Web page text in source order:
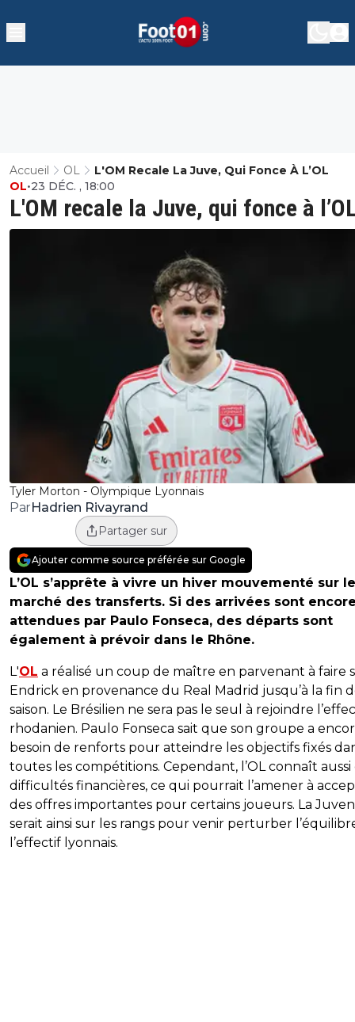
Accueil OL L'OM Recale La Juve, Qui Fonce À L’OL
Tyler Morton - Olympique Lyonnais
L'OM recale la Juve, qui fonce à
OL•23 DÉC. , 18:00
ParHadrien Rivayrand
Partager sur
Ajouter comme source préférée sur Google
L’OL s’apprête à vivre un hiver mouvementé sur le
marché des transferts. Si des arrivées sont
attendues par Paulo Fonseca, des départs sont
également à prévoir dans le Rhône.
L'OL a réalisé un coup de maître en parvenant à faire
Endrick en provenance du Real Madrid jusqu’à la fin
saison. Le Brésilien ne sera pas le seul à rejoindre
rhodanien. Paulo Fonseca sait que son groupe a
besoin de renforts pour atteindre les objectifs fixés
toutes les compétitions. Cependant, l’OL connaît aussi
difficultés financières, ce qui pourrait l’amener à
des offres importantes pour certains joueurs. La
serait ainsi sur les rangs pour venir perturber
l’effectif lyonnais.